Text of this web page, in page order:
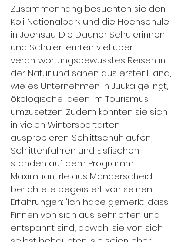
Zusammenhang besuchten sie den
Koli Nationalpark und die Hochschule
in Joensuu. Die Dauner Schülerinnen
und Schüler lernten viel über
verantwortungsbewusstes Reisen in
der Natur und sahen aus erster Hand,
wie es Unternehmen in Juuka gelingt,
ökologische Ideen im Tourismus
umzusetzen. Zudem konnten sie sich
in vielen Wintersportarten
ausprobieren: Schlittschuhlaufen,
Schlittenfahren und Eisfischen
standen auf dem Programm.
Maximilian Irle aus Manderscheid
berichtete begeistert von seinen
Erfahrungen: "Ich habe gemerkt, dass
Finnen von sich aus sehr offen und
entspannt sind, obwohl sie von sich